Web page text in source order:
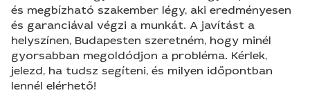
és megbízható szakember légy, aki eredményesen
és garanciával végzi a munkát. A javítást a
helyszínen, Budapesten szeretném, hogy minél
gyorsabban megoldódjon a probléma. Kérlek,
jelezd, ha tudsz segíteni, és milyen időpontban
lennél elérhető!